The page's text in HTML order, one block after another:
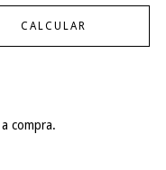
CALCULAR
compra.